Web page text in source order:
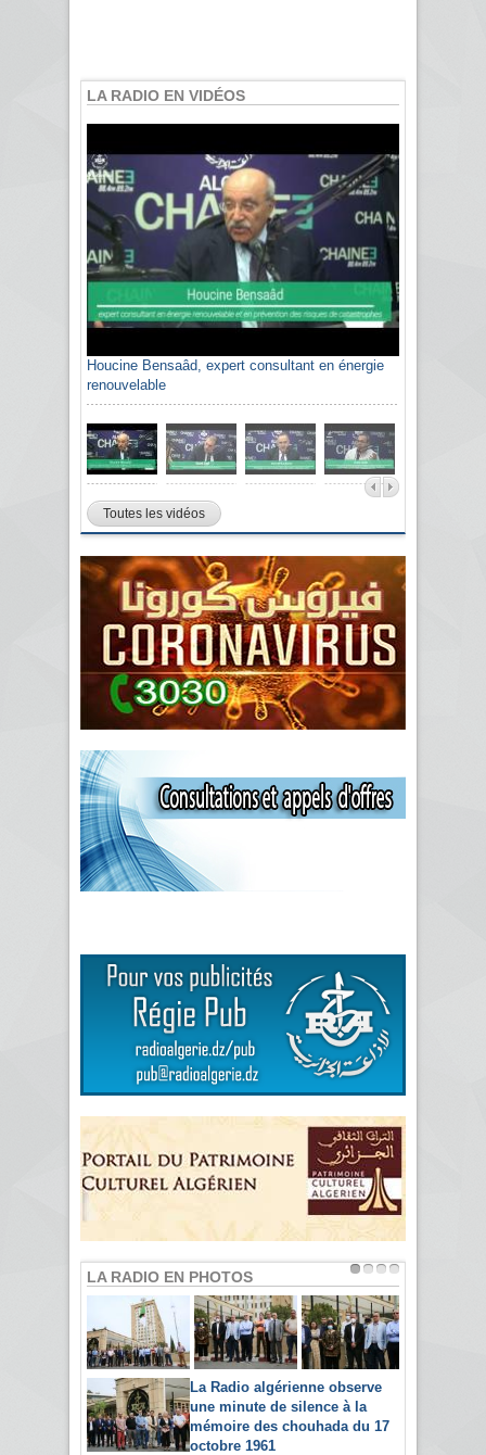
LA RADIO EN VIDÉOS
Houcine Bensaâd, expert consultant en énergie
renouvelable
Toutes les vidéos
LA RADIO EN PHOTOS
La Radio algérienne observe
une minute de silence à la
mémoire des chouhada du 17
octobre 1961